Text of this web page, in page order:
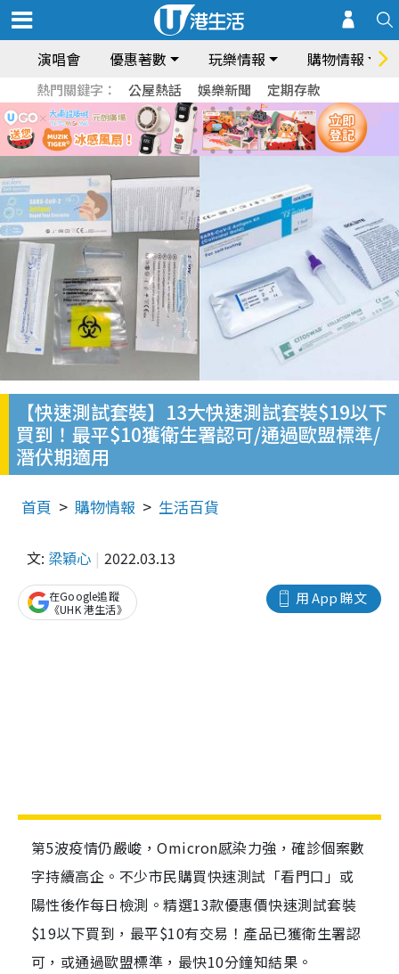
演唱會 優惠著數 玩樂情報 購物情報
熱門關鍵字： 公屋熱話 娛樂新聞 定期存款
【快速測試套裝】13大快速測試套裝$19以下
買到！最平$10獲衛生署認可/通過歐盟標準/
潛伏期適用
首頁 購物情報 生活百貨
文: 梁穎心 2022.03.13
用 App 睇文
在Google追蹤
《UHK 港生活》
第5波疫情仍嚴峻，Omicron感染力強，確診個案數
字持續高企。不少市民購買快速測試「看門口」或
陽性後作每日檢測。精選13款優惠價快速測試套裝
$19以下買到，最平$10有交易！產品已獲衛生署認
可，或通過歐盟標準，最快10分鐘知結果。